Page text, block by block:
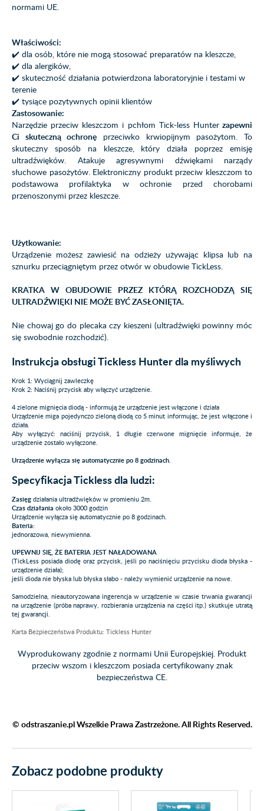
normami UE.
Właściwości:
✔️ dla osób, które nie mogą stosować preparatów na kleszcze,
✔️ dla alergików,
✔️ skuteczność działania potwierdzona laboratoryjnie i testami w
terenie
✔️ tysiące pozytywnych opinii klientów
Zastosowanie:
Narzędzie przeciw kleszczom i pchłom Tick-less Hunterzapewni
Ci skuteczną ochronę przeciwko krwiopijnym pasożytom. To
skuteczny sposób na kleszcze, który działa poprzez emisję
ultradźwięków. Atakuje agresywnymi dźwiękami narządy
słuchowe pasożytów. Elektroniczny produkt przeciw kleszczom to
podstawowa profilaktyka w ochronie przed chorobami
przenoszonymi przez kleszcze.
Użytkowanie:
Urządzenie możesz zawiesić na odzieży używając klipsa lub na
sznurku przeciągniętym przez otwór w obudowie TickLess.
KRATKA W OBUDOWIE PRZEZ KTÓRĄ ROZCHODZĄ SIĘ
ULTRADŹWIĘKI NIE MOŻE BYĆ ZASŁONIĘTA.
Nie chowaj go do plecaka czy kieszeni (ultradźwięki powinny móc
się swobodnie rozchodzić).
Instrukcja obsługi Tickless Hunter dla myśliwych
Krok 1: Wyciągnij zawleczkę
Krok 2: Naciśnij przycisk aby włączyć urządzenie.
4 zielone mignięcia diodą - informują że urządzenie jest włączone i działa
Urządzenie miga pojedynczo zieloną diodą co 5 minut informując, że jest włączone i
działa.
Aby wyłączyć: naciśnij przycisk, 1 długie czerwone mignięcie informuje, że
urządzenie zostało wyłączone.
Urządzenie wyłącza się automatycznie po 8 godzinach.
Specyfikacja Tickless dla ludzi:
Zasięg działania ultradźwięków w promieniu 2m.
Czas działania około 3000 godzin
Urządzenie wyłącza się automatycznie po 8 godzinach.
Bateria:
jednorazowa, niewymienna.
UPEWNIJ SIĘ, ŻE BATERIA JEST NAŁADOWANA
(TickLess posiada diodę oraz przycisk, jeśli po naciśnięciu przycisku dioda błyska -
urządzenie działa);
jeśli dioda nie błyska lub błyska słabo - należy wymienić urządzenie na nowe.
Samodzielna, nieautoryzowana ingerencja w urządzenie w czasie trwania gwarancji
na urządzenie (próba naprawy, rozbierania urządzenia na części itp.) skutkuje utratą
tej gwarancji.
Karta Bezpieczeństwa Produktu: Tickless Hunter
Wyprodukowany zgodnie z normami Unii Europejskiej. Produkt
przeciw wszom i kleszczom posiada certyfikowany znak
bezpieczeństwa CE.
© odstraszanie.pl Wszelkie Prawa Zastrzeżone. All Rights Reserved.
Zobacz podobne produkty